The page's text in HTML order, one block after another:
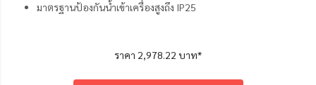
มาตรฐานป้องกันน้ำเข้าเครื่องสูงถึง IP25
ราคา 2,978.22 บาท*